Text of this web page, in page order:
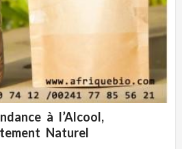
CLIQUEZ POUR VOIR
à l’Alcool,
Naturel